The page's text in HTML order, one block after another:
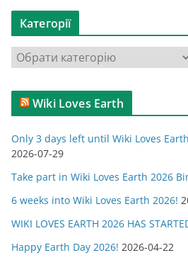
х
в
Категорії
а
т
о
р
і
ї
Wiki Loves Earth
Only 3 days left until Wiki Loves
2026-07-29
Take part in Wiki Loves Earth 2026
6 weeks into Wiki Loves Earth 2026!
WIKI LOVES EARTH 2026 HAS
Happy Earth Day 2026! 2026-04-22